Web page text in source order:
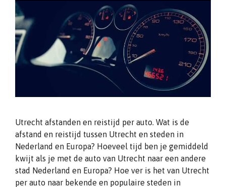
Utrecht afstanden en reistijd per auto. Wat is de
afstand en reistijd tussen Utrecht en steden in
Nederland en Europa? Hoeveel tijd ben je gemiddeld
kwijt als je met de auto van Utrecht naar een andere
stad Nederland en Europa? Hoe ver is het van Utrecht
per auto naar bekende en populaire steden in